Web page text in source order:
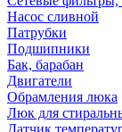
Насос сливной
Патрубки
Подшипники
Бак, барабан
Двигатели
Обрамления люка
Люк для
Датчик